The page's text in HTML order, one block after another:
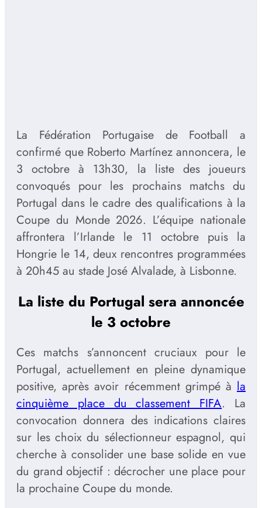
La Fédération Portugaise de Football a
confirmé que Roberto Martínez annoncera, le
3 octobre à 13h30, la liste des joueurs
convoqués pour les prochains matchs du
Portugal dans le cadre des qualifications à la
Coupe du Monde 2026. L’équipe nationale
affrontera l’Irlande le 11 octobre puis la
Hongrie le 14, deux rencontres programmées
à 20h45 au stade José Alvalade, à Lisbonne.
La liste du Portugal sera annoncée
le 3 octobre
Ces matchs s’annoncent cruciaux pour le
Portugal, actuellement en pleine dynamique
positive, après avoir récemment grimpé à la
cinquième place du classement FIFA. La
convocation donnera des indications claires
sur les choix du sélectionneur espagnol, qui
cherche à consolider une base solide en vue
du grand objectif : décrocher une place pour
la prochaine Coupe du monde.